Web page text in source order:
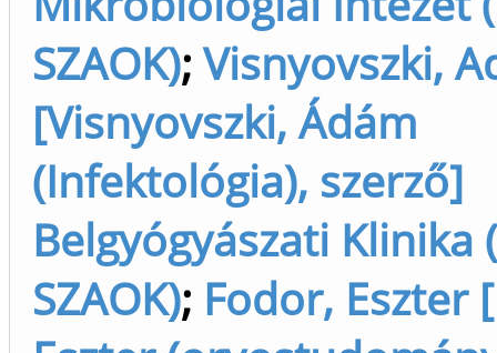
SZAOK);Visnyovszki,
[Visnyovszki, Ádám
(Infektológia), szerző]
Belgyógyászati Klinika
SZAOK); Fodor, Eszter